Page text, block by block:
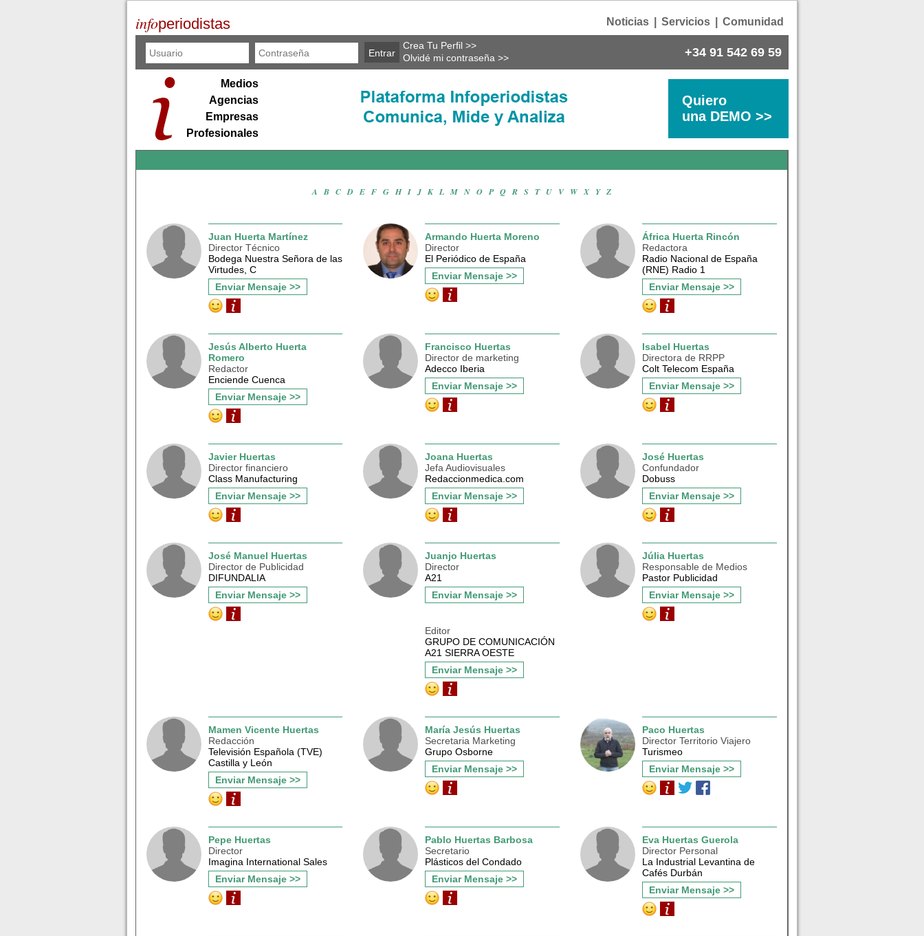
infoperiodistas Comunidad
Servicios
Noticias
Crea Tu Perfil >>
Olvidé mi contraseña >>
+34 91 542 69 59
Medios
Agencias
Empresas
Profesionales
Quiero
una DEMO >>
A B C ·D E F G H·I ·J K· L ·M ·N O P· Q ·R S T· U V· W X Y· Z
Juan Huerta Martínez
Director Técnico
Bodega Nuestra Señora de las
Virtudes, C
Enviar Mensaje >>
Armando Huerta Moreno
Director
El Periódico de España
Enviar Mensaje >>
África Huerta Rincón
Redactora
Radio Nacional de España
(RNE) Radio 1
Enviar Mensaje >>
Jesús Alberto Huerta
Romero
Redactor
Enciende Cuenca
Enviar Mensaje >>
Francisco Huertas
Director de marketing
Adecco Iberia
Enviar Mensaje >>
Isabel Huertas
Directora de RRPP
Colt Telecom España
Enviar Mensaje >>
Javier Huertas
Director financiero
Class Manufacturing
Enviar Mensaje >>
Joana Huertas
Jefa Audiovisuales
Redaccionmedica.com
Enviar Mensaje >>
José Huertas
Confundador
Dobuss
Enviar Mensaje >>
José Manuel Huertas
Director de Publicidad
DIFUNDALIA
Enviar Mensaje >>
Juanjo Huertas
Director
A21
Enviar Mensaje >>
Editor
GRUPO DE COMUNICACIÓN
A21 SIERRA OESTE
Enviar Mensaje >>
Júlia Huertas
Responsable de Medios
Pastor Publicidad
Enviar Mensaje >>
Mamen Vicente Huertas
Redacción
Televisión Española (TVE)
Castilla y León
Enviar Mensaje >>
María Jesús Huertas
Secretaria Marketing
Grupo Osborne
Enviar Mensaje >>
Paco Huertas
Director Territorio Viajero
Turismeo
Enviar Mensaje >>
Pepe Huertas
Director
Imagina International Sales
Enviar Mensaje >>
Pablo Huertas Barbosa
Secretario
Plásticos del Condado
Enviar Mensaje >>
Eva Huertas Guerola
Director Personal
La Industrial Levantina de
Cafés Durbán
Enviar Mensaje >>